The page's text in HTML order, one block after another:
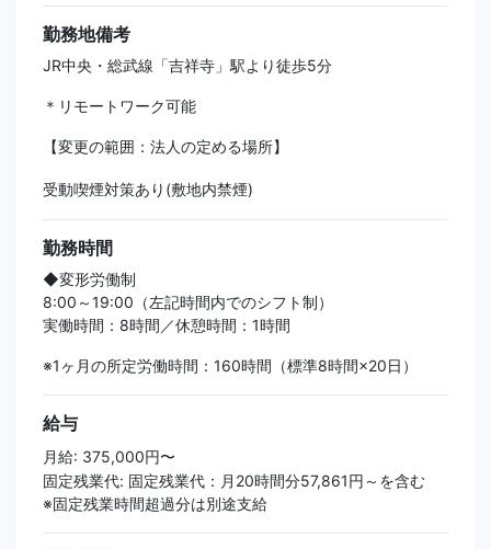
勤務地備考
JR中央・総武線「吉祥寺」駅より徒歩5分
＊リモートワーク可能
【変更の範囲：法人の定める場所】
受動喫煙対策あり(敷地内禁煙)
勤務時間
◆変形労働制
8:00～19:00（左記時間内でのシフト制）
実働時間：8時間／休憩時間：1時間
※1ヶ月の所定労働時間：160時間（標準8時間×20日）
給与
月給: 375,000円〜
固定残業代: 固定残業代：月20時間分57,861円～を含む
※固定残業時間超過分は別途支給